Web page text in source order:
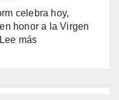
celebra hoy,
honor a la Virgen
Lee más: